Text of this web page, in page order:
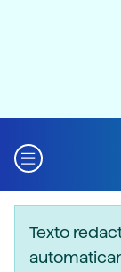
Texto